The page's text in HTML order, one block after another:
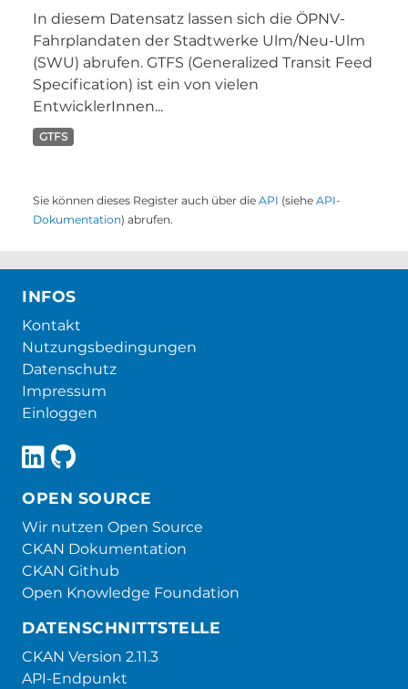
In diesem Datensatz lassen sich die ÖPNV-
Fahrplandaten der Stadtwerke Ulm/Neu-Ulm
(SWU) abrufen. GTFS (Generalized Transit Feed
Specification) ist ein von vielen
EntwicklerInnen...
GTFS
Sie können dieses Register auch über die API (siehe API-
Dokumentation) abrufen.
INFOS
Kontakt
Nutzungsbedingungen
Datenschutz
Impressum
Einloggen
OPEN SOURCE
Wir nutzen Open Source
CKAN Dokumentation
CKAN Github
Open Knowledge Foundation
DATENSCHNITTSTELLE
CKAN Version 2.11.3
API-Endpunkt